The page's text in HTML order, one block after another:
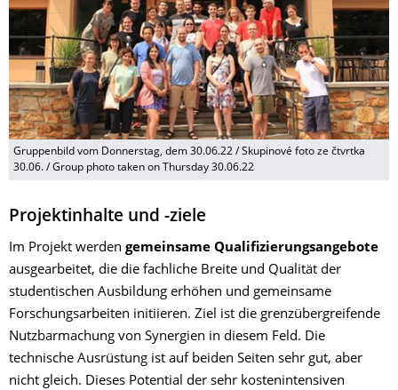
Gruppenbild vom Donnerstag, dem 30.06.22 / Skupinové foto ze čtvrtka
30.06. / Group photo taken on Thursday 30.06.22
Projektinhalte und -ziele
Im Projekt werden gemeinsame Qualifizierungsangebote
ausgearbeitet, die die fachliche Breite und Qualität der
studentischen Ausbildung erhöhen und gemeinsame
Forschungsarbeiten initiieren. Ziel ist die grenzübergreifende
Nutzbarmachung von Synergien in diesem Feld. Die
technische Ausrüstung ist auf beiden Seiten sehr gut, aber
nicht gleich. Dieses Potential der sehr kostenintensiven